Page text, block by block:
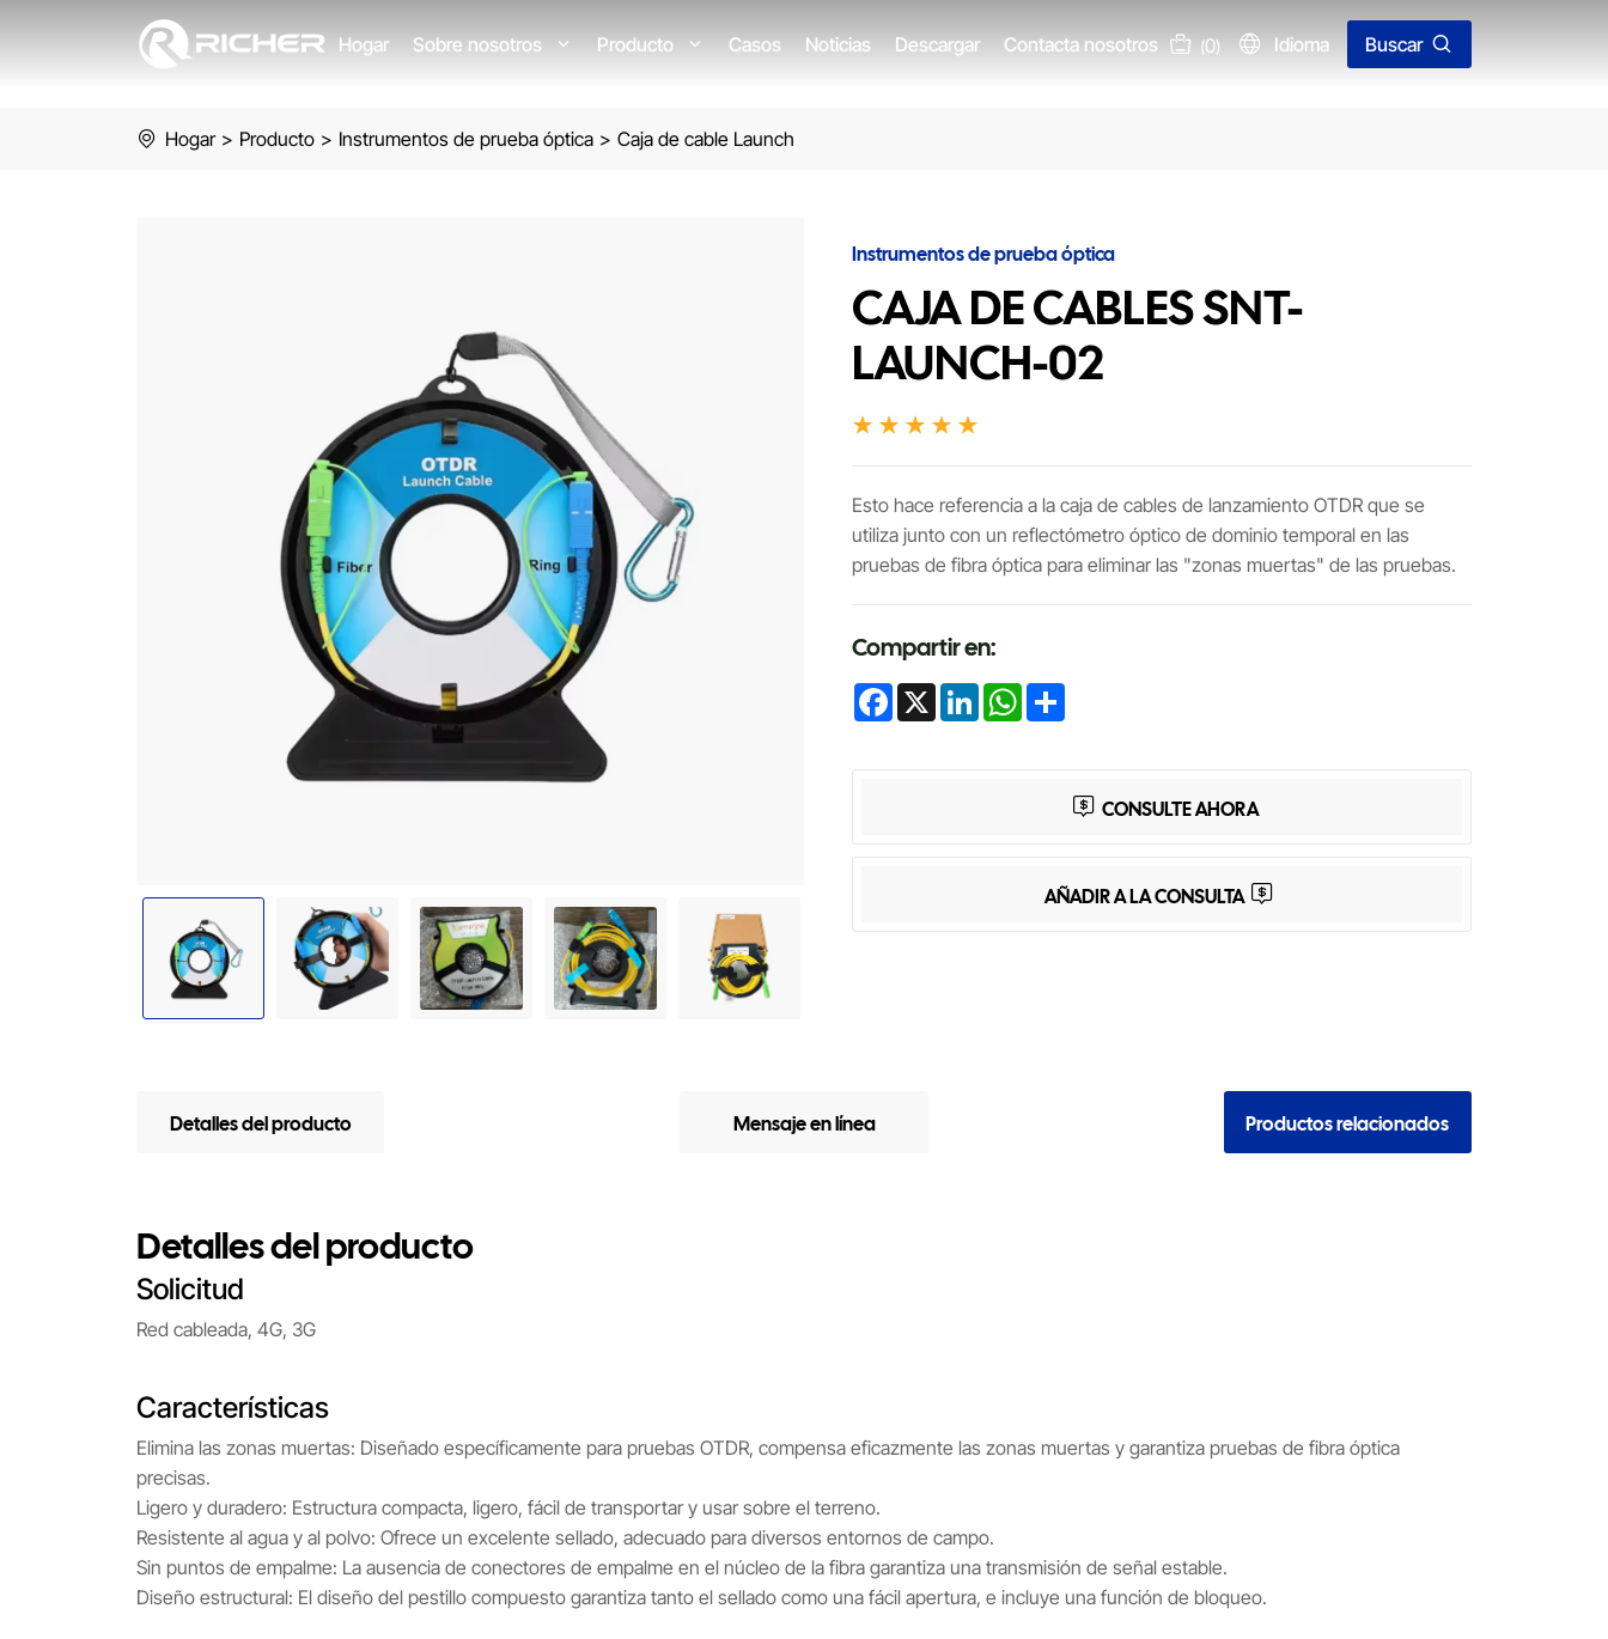
Hogar Sobre nosotros Producto Casos Noticias Descargar Contacta nosotros (0) Idioma Buscar
CAJA
DE
CABLESHogar > Producto > Instrumentos de prueba óptica > Caja de cable Launch
Instrumentos de prueba óptica
CAJA DE CABLES SNT-
LAUNCH-02
Esto hace referencia a la caja de cables de lanzamiento OTDR que se
utiliza junto con un reflectómetro óptico de dominio temporal en las
pruebas de fibra óptica para eliminar las "zonas muertas" de las pruebas.
Compartir en:
Facebook
X LinkedInWhatsApp
CONSULTE AHORA
AÑADIR A LA CONSULTA
Detalles del producto Mensaje en línea Productos relacionados
Detalles del producto
Solicitud
Red cableada, 4G, 3G
Características
Elimina las zonas muertas: Diseñado específicamente para pruebas OTDR, compensa eficazmente las zonas muertas y garantiza pruebas de fibra óptica
precisas.
Ligero y duradero: Estructura compacta, ligero, fácil de transportar y usar sobre el terreno.
Resistente al agua y al polvo: Ofrece un excelente sellado, adecuado para diversos entornos de campo.
Sin puntos de empalme: La ausencia de conectores de empalme en el núcleo de la fibra garantiza una transmisión de señal estable.
Diseño estructural: El diseño del pestillo compuesto garantiza tanto el sellado como una fácil apertura, e incluye una función de bloqueo.